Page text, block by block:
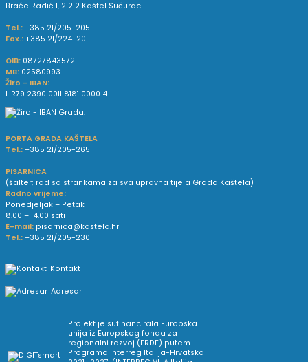
Braće Radić 1, 21212 Kaštel Sućurac
Tel.: +385 21/205-205
Fax.: +385 21/224-201
OIB: 08727843572
MB: 02580993
Žiro - IBAN:
HR79 2390 0011 8181 0000 4
PORTA GRADA KAŠTELA
Tel.: +385 21/205-265
PISARNICA
(šalter; rad sa strankama za sva upravna tijela Grada Kaštela)
Radno vrijeme:
Ponedjeljak – Petak
8.00 – 14.00 sati
E-mail: pisarnica@kastela.hr
Tel.: +385 21/205-230
Kontakt
Adresar
Projekt je sufinancirala Europska
unija iz Europskog fonda za
regionalni razvoj (ERDF) putem
Programa Interreg Italija-Hrvatska